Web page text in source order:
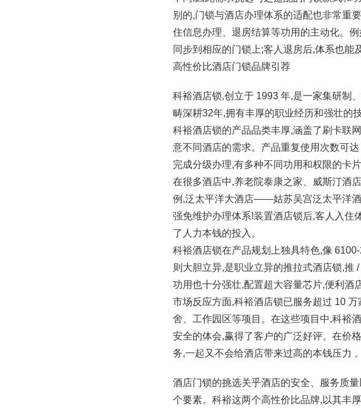
别的,门锁与酒店办理体系的适配也非常重
住信息办理、退房结算等功用的主动化。
同步到相应的门锁上;客人退房后,体系也能
高性价比酒店门锁品牌引荐
科裕酒店锁,创立于 1993 年,是一家集研制
畴深耕32年,拥有丰厚的职业经历和强壮的
科裕酒店锁的产品品类丰厚,涵盖了刷卡联
意不同酒店的需求。产品重复使用次数可
完成分级办理,有多种不同功用和权限的卡
在很多酒店中,养老院泰康之家、威斯汀酒
例,泛太平洋大酒店——姑苏吴宫泛太平洋
强免维护办理体系!装置酒店锁后,客人入住
了人力本钱的投入。
科裕酒店锁在产品规划上独具特色,像
则大胆立异,是职业立异的推拉式酒店锁,推
功用也十分强壮,配置超大容量芯片,便利酒
市场反应方面,科裕酒店锁已服务超过 10
舍、工作园区等项目。在这些项目中,科裕
安全的体会,赢得了客户的广泛好评。在价
务,一起又不会给酒店带来过高的本钱压力 。
酒店门锁的挑选关乎酒店的安全、服务质
个要素。科裕这两个高性价比品牌,以其丰